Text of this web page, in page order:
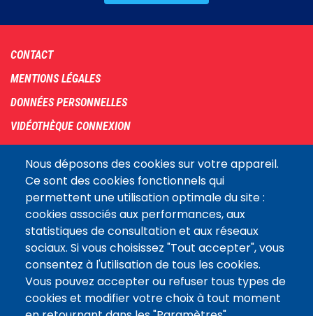
Nous déposons des cookies sur votre appareil.
Ce sont des cookies fonctionnels qui
permettent une utilisation optimale du site :
cookies associés aux performances, aux
statistiques de consultation et aux réseaux
sociaux. Si vous choisissez "Tout accepter", vous
consentez à l'utilisation de tous les cookies.
Vous pouvez accepter ou refuser tous types de
cookies et modifier votre choix à tout moment
Footer
menu
CONTACT
MENTIONS LÉGALES
DONNÉES PERSONNELLES
VIDÉOTHÈQUE CONNEXION
COOKIES
Assemblée
nationaleLE SITE DE L’ASSEMBLÉE NATIONALE
Suivez-nous